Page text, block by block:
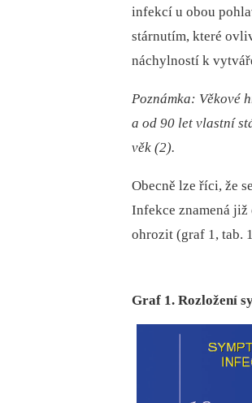
infekcí u obou
stárnutím, které
náchylností k
Poznámka: Věkové
a od 90 let vlastní
věk (2).
Obecně lze říci, že
Infekce znamená již
ohrozit (graf 1, tab.
Graf 1. Rozložení